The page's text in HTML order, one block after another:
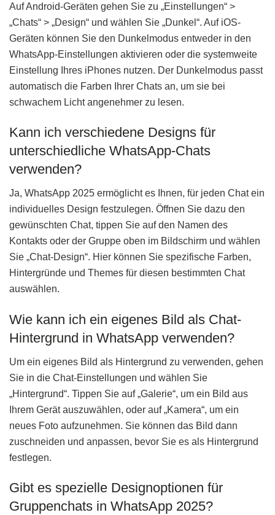
Auf Android-Geräten gehen Sie zu „Einstellungen“ >
„Chats“ > „Design“ und wählen Sie „Dunkel“. Auf iOS-
Geräten können Sie den Dunkelmodus entweder in den
WhatsApp-Einstellungen aktivieren oder die systemweite
Einstellung Ihres iPhones nutzen. Der Dunkelmodus passt
automatisch die Farben Ihrer Chats an, um sie bei
schwachem Licht angenehmer zu lesen.
Kann ich verschiedene Designs für
unterschiedliche WhatsApp-Chats
verwenden?
Ja, WhatsApp 2025 ermöglicht es Ihnen, für jeden Chat ein
individuelles Design festzulegen. Öffnen Sie dazu den
gewünschten Chat, tippen Sie auf den Namen des
Kontakts oder der Gruppe oben im Bildschirm und wählen
Sie „Chat-Design“. Hier können Sie spezifische Farben,
Hintergründe und Themes für diesen bestimmten Chat
auswählen.
Wie kann ich ein eigenes Bild als Chat-
Hintergrund in WhatsApp verwenden?
Um ein eigenes Bild als Hintergrund zu verwenden, gehen
Sie in die Chat-Einstellungen und wählen Sie
„Hintergrund“. Tippen Sie auf „Galerie“, um ein Bild aus
Ihrem Gerät auszuwählen, oder auf „Kamera“, um ein
neues Foto aufzunehmen. Sie können das Bild dann
zuschneiden und anpassen, bevor Sie es als Hintergrund
festlegen.
Gibt es spezielle Designoptionen für
Gruppenchats in WhatsApp 2025?